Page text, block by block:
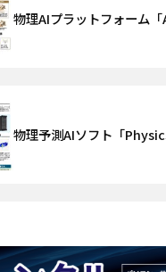
物理AIプラットフォーム
物理予測AIソフト「